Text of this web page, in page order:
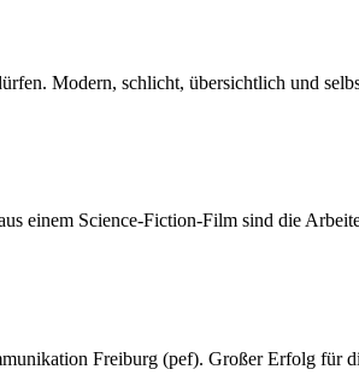
Modern, schlicht, übersichtlich und
einem Science-Fiction-Film sind die
Freiburg (pef). Großer Erfolg für